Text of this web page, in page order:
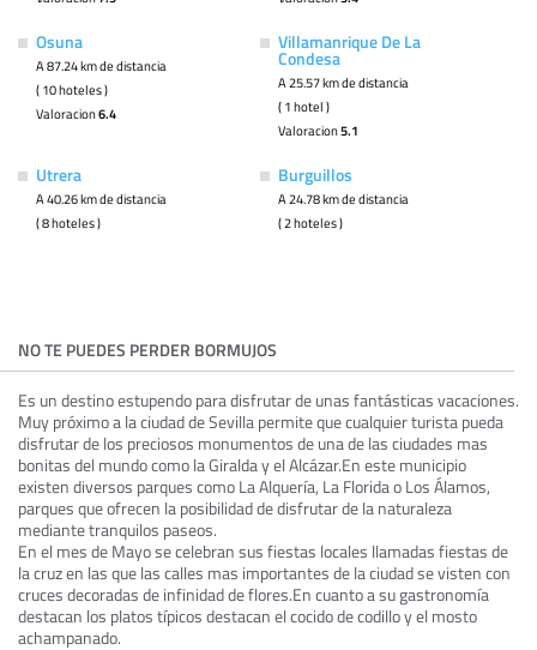
Osuna
A 87.24 km de distancia
( 10 hoteles )
Valoracion6.4
Villamanrique De La
Condesa
A 25.57 km de distancia
( 1 hotel )
Valoracion5.1
Utrera
A 40.26 km de distancia
( 8 hoteles )
Burguillos
A 24.78 km de distancia
( 2 hoteles )
NO TE PUEDES PERDER BORMUJOS
Es un destino estupendo para disfrutar de unas fantásticas vacaciones.
Muy próximo a la ciudad de Sevilla permite que cualquier turista pueda
disfrutar de los preciosos monumentos de una de las ciudades mas
bonitas del mundo como la Giralda y el Alcázar.En este municipio
existen diversos parques como La Alquería, La Florida o Los Álamos,
parques que ofrecen la posibilidad de disfrutar de la naturaleza
mediante tranquilos paseos.
En el mes de Mayo se celebran sus fiestas locales llamadas fiestas de
la cruz en las que las calles mas importantes de la ciudad se visten con
cruces decoradas de infinidad de flores.En cuanto a su gastronomía
destacan los platos típicos destacan el cocido de codillo y el mosto
achampanado.